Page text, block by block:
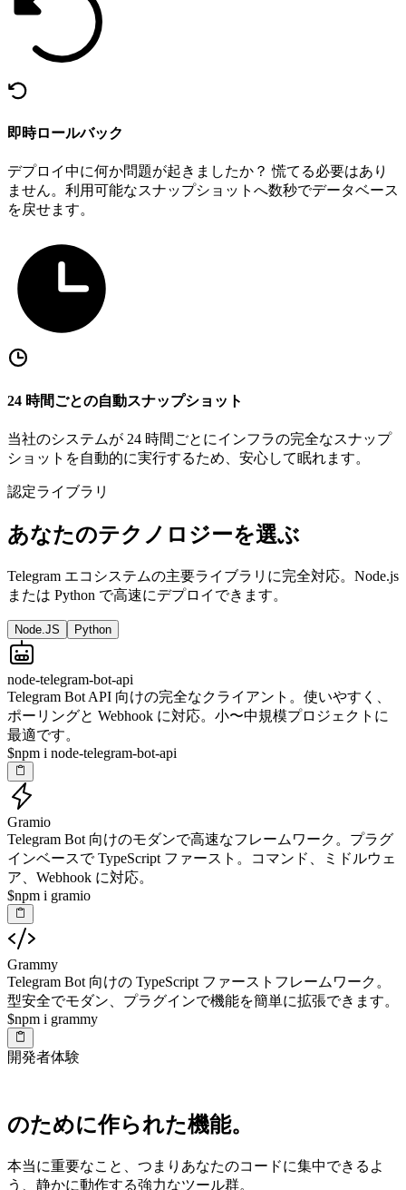
即時ロールバック
デプロイ中に何か問題が起きましたか？ 慌てる必要はあり
ません。利用可能なスナップショットへ数秒でデータベース
を戻せます。
24 時間ごとの自動スナップショット
当社のシステムが 24 時間ごとにインフラの完全なスナップ
ショットを自動的に実行するため、安心して眠れます。
認定ライブラリ
あなたのテクノロジーを選ぶ
Telegram エコシステムの主要ライブラリに完全対応。Node.js
または Python で高速にデプロイできます。
Node.JS Python
node-telegram-bot-api
Telegram Bot API 向けの完全なクライアント。使いやすく、
ポーリングと Webhook に対応。小〜中規模プロジェクトに
最適です。
$npm i node-telegram-bot-api
Gramio
Telegram Bot 向けのモダンで高速なフレームワーク。プラグ
インベースで TypeScript ファースト。コマンド、ミドルウェ
ア、Webhook に対応。
$npm i gramio
Grammy
Telegram Bot 向けの TypeScript ファーストフレームワーク。
型安全でモダン、プラグインで機能を簡単に拡張できます。
$npm i grammy
開発者体験
のために作られた機能。
本当に重要なこと、つまりあなたのコードに集中できるよ
う、静かに動作する強力なツール群。